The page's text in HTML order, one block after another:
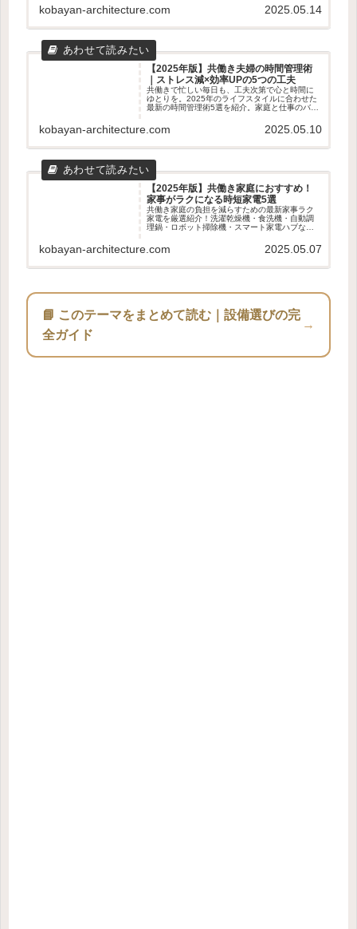
トをわかりやすく解説します。
kobayan-architecture.com 2025.05.14
【2025年版】共働き夫婦の時間管理術
｜ストレス減×効率UPの5つの工夫
共働きで忙しい毎日も、工夫次第で心と時間に
ゆとりを。2025年のライフスタイルに合わせた
最新の時間管理術5選を紹介。家庭と仕事のバラ
kobayan-architecture.com 2025.05.10
【2025年版】共働き家庭におすすめ！
家事がラクになる時短家電5選
共働き家庭の負担を減らすための最新家事ラク
家電を厳選紹介！洗濯乾燥機・食洗機・自動調
理鍋・ロボット掃除機・スマート家電ハブな
kobayan-architecture.com 2025.05.07
📘 このテーマをまとめて読む｜設備選びの完
全ガイド
→